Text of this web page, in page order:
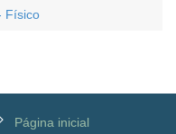
Físico
Página inicial